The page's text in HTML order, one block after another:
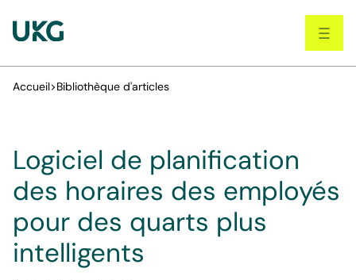
main
Accueil>Bibliothèque d'articles
Logiciel de planification
des horaires des employés
pour des quarts plus
intelligents